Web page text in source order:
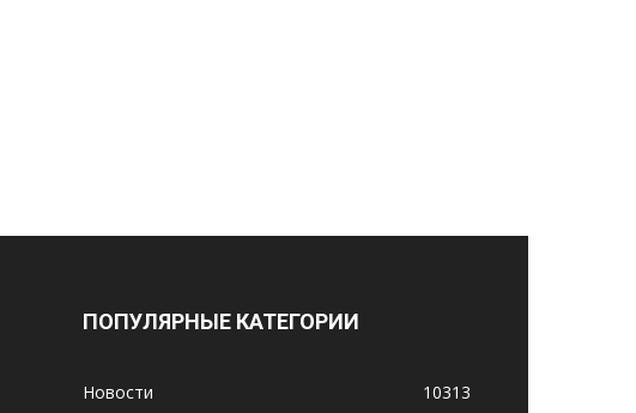
ПОПУЛЯРНЫЕ КАТЕГОРИИ
Новости 10313